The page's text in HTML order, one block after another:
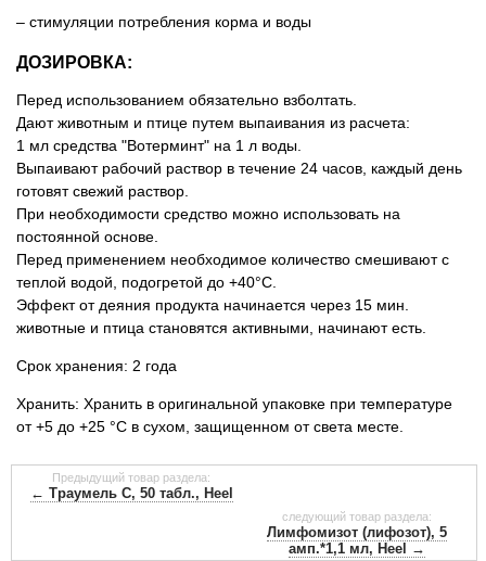
– стимуляции потребления корма и воды
ДОЗИРОВКА:
Перед использованием обязательно взболтать.
Дают животным и птице путем выпаивания из расчета:
1 мл средства "Вотерминт" на 1 л воды.
Выпаивают рабочий раствор в течение 24 часов, каждый день
готовят свежий раствор.
При необходимости средство можно использовать на
постоянной основе.
Перед применением необходимое количество смешивают с
теплой водой, подогретой до +40°С.
Эффект от деяния продукта начинается через 15 мин.
животные и птица становятся активными, начинают есть.
Срок хранения: 2 года
Хранить: Хранить в оригинальной упаковке при температуре
от +5 до +25 °С в сухом, защищенном от света месте.
Предыдущий товар раздела:
← Траумель С, 50 табл., Heel
следующий товар раздела:
Лимфомизот (лифозот), 5
амп.*1,1 мл, Heel →